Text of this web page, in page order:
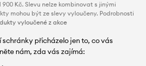
900 Kč. Slevu nelze kombinovat s jinými
mohou být ze slevy vyloučeny. Podrobnosti
vyloučené z akce
přicházelo jen to, co vás
nám, zda vás zajímá: